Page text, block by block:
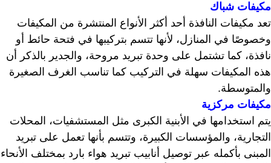
مكيفات شباك
تعد مكيفات النافذة أحد أكثر الأنواع المنتشرة من المكيفات
وخصوصًا في المنازل، لأنها تتسم بتركيبها في فتحة حائط أو
نافذة، كما تشتمل على وحدة تبريد مروحة، والجدير بالذكر أن
هذه المكيفات سهلة في التركيب كما تناسب الغرف الصغيرة
والمتوسطة.
مكيفات مركزية
يتم استخدامها في الأبنية الكبرى مثل المستشفيات، المحلات
التجارية، والمؤسسات الكبيرة، وتتسم بأنها تعمل على تبريد
المبنى بأكمله عبر توصيل أنابيب تبريد هواء بارد بمختلف الأنحاء